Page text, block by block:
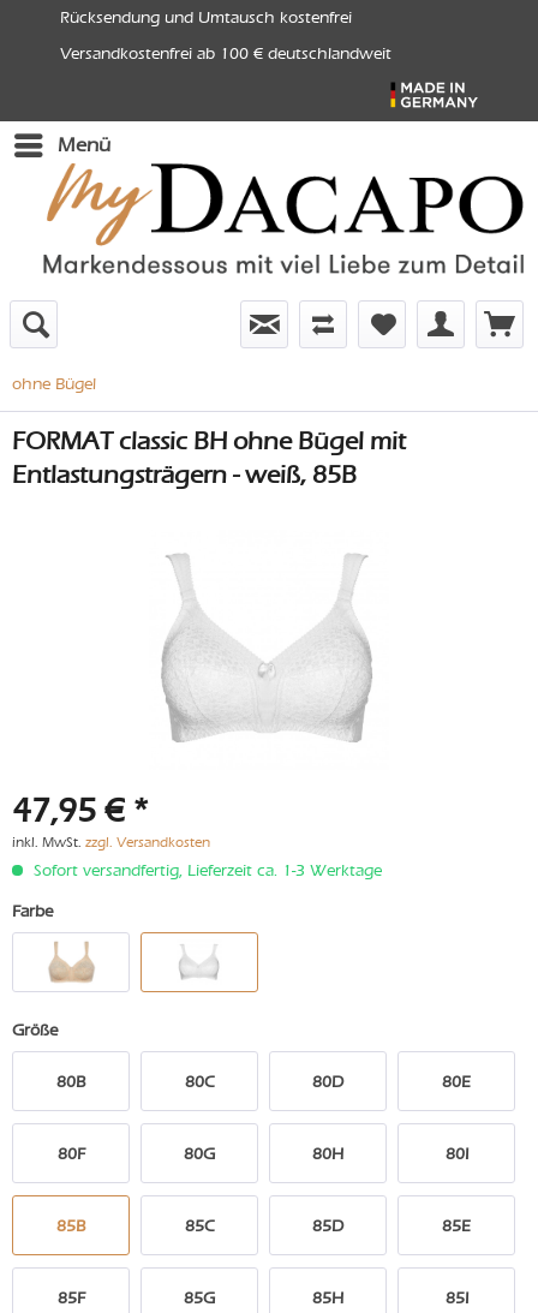
Rücksendung und Umtausch kostenfrei
Versandkostenfrei ab 100 € deutschlandweit
Menü
ohne Bügel
FORMAT classic BH ohne Bügel mit
Entlastungsträgern - weiß, 85B
47,95 € *
inkl. MwSt. zzgl. Versandkosten
Sofort versandfertig, Lieferzeit ca. 1-3 Werktage
Farbe
Größe
80B 80C 80D 80E
80F 80G 80H 80I
85B 85C 85D 85E
85F 85G 85H 85I